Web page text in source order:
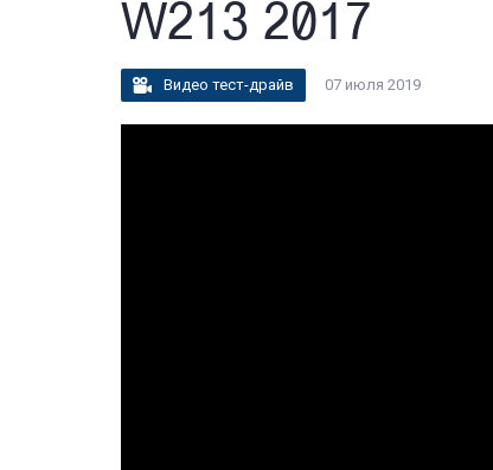
W213 2017
Видео тест-драйв 07 июля 2019